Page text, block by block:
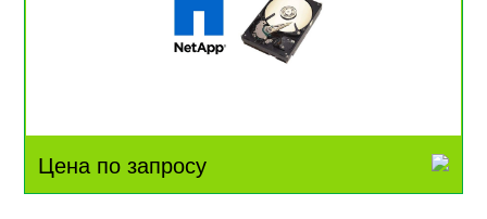
Цена по запросу